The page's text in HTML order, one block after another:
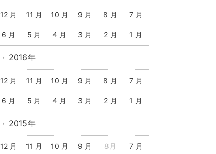
12 月 11 月 10 月 9 月 8 月 7 月
6 月 5 月 4 月 3 月 2 月 1 月
2016年
12 月 11 月 10 月 9 月 8 月 7 月
6 月 5 月 4 月 3 月 2 月 1 月
2015年
12 月 11 月 10 月 9 月 8月 7 月